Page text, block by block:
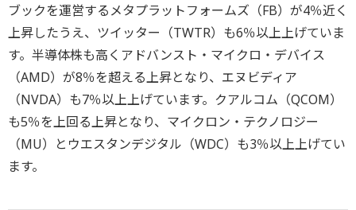
ブックを運営するメタプラットフォームズ（FB）が4％近く
上昇したうえ、ツイッター（TWTR）も6％以上上げていま
す。半導体株も高くアドバンスト・マイクロ・デバイス
（AMD）が8％を超える上昇となり、エヌビディア
（NVDA）も7％以上上げています。クアルコム（QCOM）
も5％を上回る上昇となり、マイクロン・テクノロジー
（MU）とウエスタンデジタル（WDC）も3％以上上げてい
ます。